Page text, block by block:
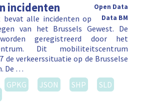
incidenten
Open Data
Data BM
bevat alle incidenten op
van het Brussels Gewest. De
geregistreerd door het
Dit mobiliteitscentrum
verkeerssituatie op de Brusselse
De …
GPKG JSON SHP
SLD